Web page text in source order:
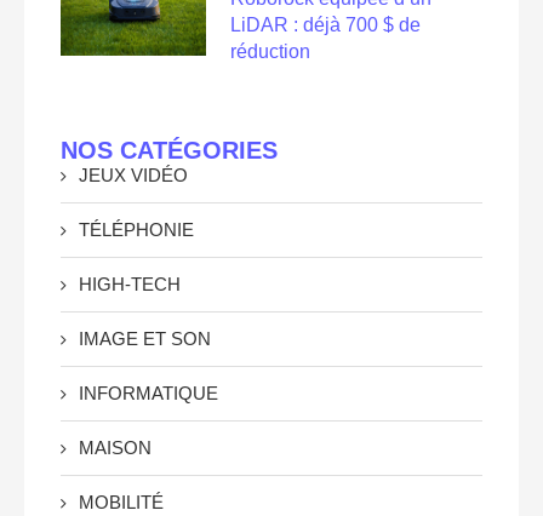
LiDAR : déjà 700 $ de
réduction
NOS CATÉGORIES
JEUX VIDÉO
TÉLÉPHONIE
HIGH-TECH
IMAGE ET SON
INFORMATIQUE
MAISON
MOBILITÉ